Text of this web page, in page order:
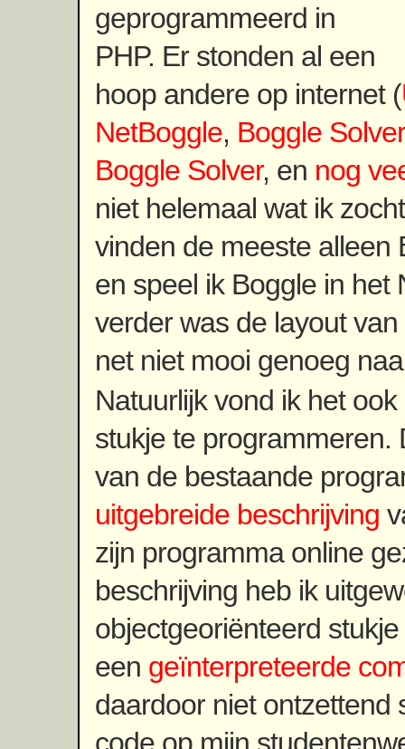
geprogrammeerd in
PHP. Er stonden al een
hoop andere op internet (
NetBoggle, Boggle Solver
Boggle Solver, en nog
niet helemaal wat ik
vinden de meeste alleen
en speel ik Boggle in het
verder was de layout
net niet mooi genoeg
Natuurlijk vond ik het
stukje te programmeren.
van de bestaande
uitgebreide beschrijving
zijn programma online
beschrijving heb ik
objectgeoriënteerd stukje
een geïnterpreteerde
daardoor niet ontzettend
code op mijn